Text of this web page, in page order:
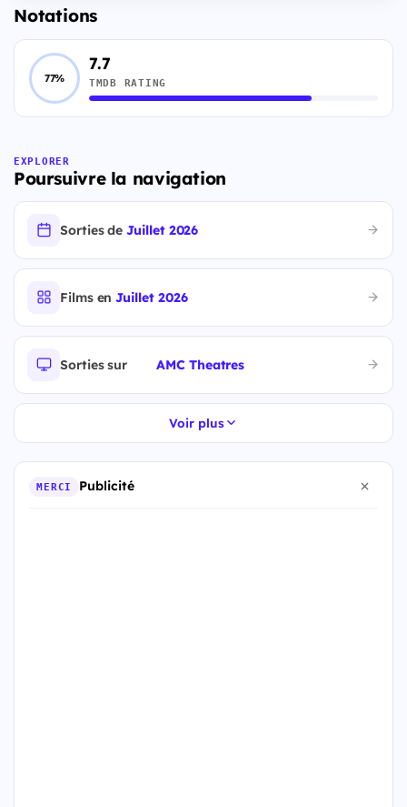
Notations
77%
7.7
TMDB RATING
EXPLORER
Poursuivre la navigation
Sorties deJuillet 2026
Films enJuillet 2026
Sorties sur AMC Theatres
Voir plus
MERCI Publicité